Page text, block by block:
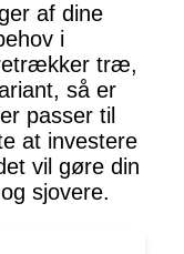
af dine
i
træ,
så er
passer til
at investere
vil gøre din
sjovere.